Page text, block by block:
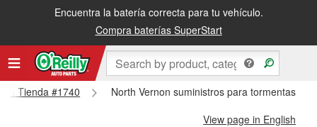
Encuentra la batería correcta para tu vehículo.
Compra baterías SuperStart
Tienda #1740
North Vernon suministros para tormentas de
View page in English